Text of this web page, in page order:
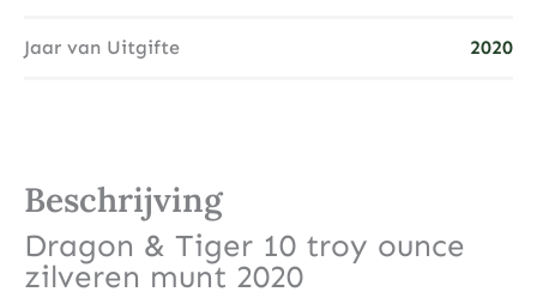
Jaar van Uitgifte 2020
Beschrijving
Dragon & Tiger 10 troy ounce
zilveren munt 2020